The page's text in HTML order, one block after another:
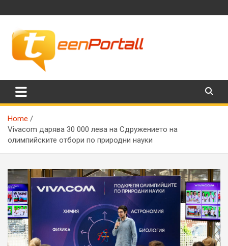
to
TeenPortall
Home
Vivacom дарява 30 000 лева на Сдружението на
олимпийските отбори по природни науки